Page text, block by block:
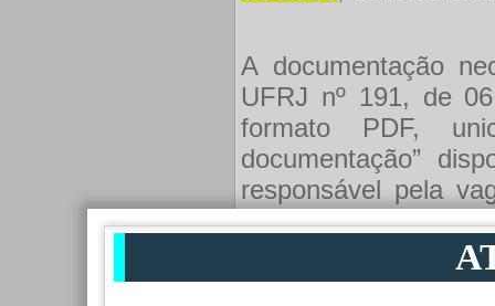
A documentação
UFRJ nº 191, de
formato PDF,
documentação”
responsável pela
período de
Pessoas